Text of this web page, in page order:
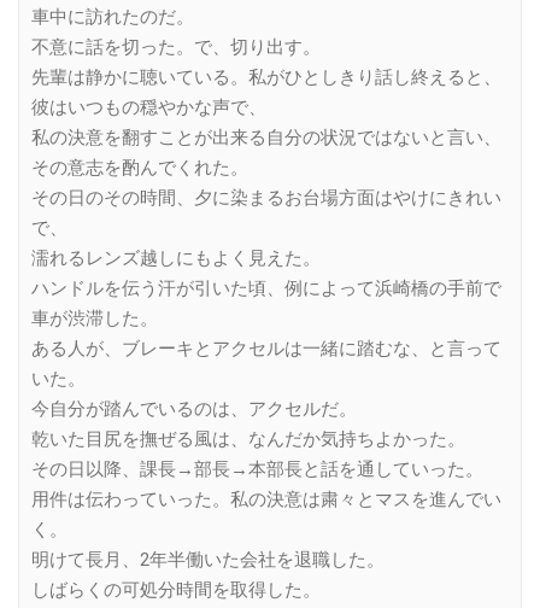
車中に訪れたのだ。
不意に話を切った。で、切り出す。
先輩は静かに聴いている。私がひとしきり話し終えると、
彼はいつもの穏やかな声で、
私の決意を翻すことが出来る自分の状況ではないと言い、
その意志を酌んでくれた。
その日のその時間、夕に染まるお台場方面はやけにきれい
で、
濡れるレンズ越しにもよく見えた。
ハンドルを伝う汗が引いた頃、例によって浜崎橋の手前で
車が渋滞した。
ある人が、ブレーキとアクセルは一緒に踏むな、と言って
いた。
今自分が踏んでいるのは、アクセルだ。
乾いた目尻を撫ぜる風は、なんだか気持ちよかった。
その日以降、課長→部長→本部長と話を通していった。
用件は伝わっていった。私の決意は粛々とマスを進んでい
く。
明けて長月、2年半働いた会社を退職した。
しばらくの可処分時間を取得した。